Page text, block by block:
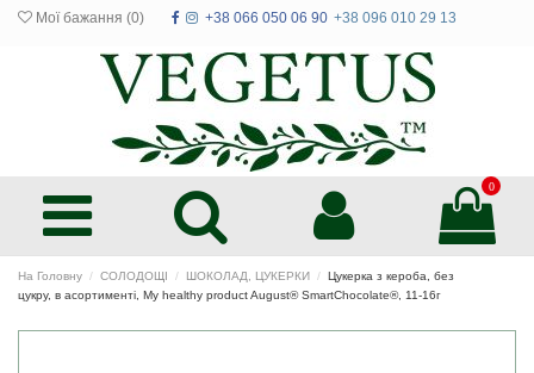
Мої бажання (0) +38 066 050 06 90 +38 096 010 29 13
0
На Головну СОЛОДОЩІ ШОКОЛАД, ЦУКЕРКИ
Цукерка з кероба, без
цукру, в асортименті, My healthy product August® SmartChocolate®, 11-16г